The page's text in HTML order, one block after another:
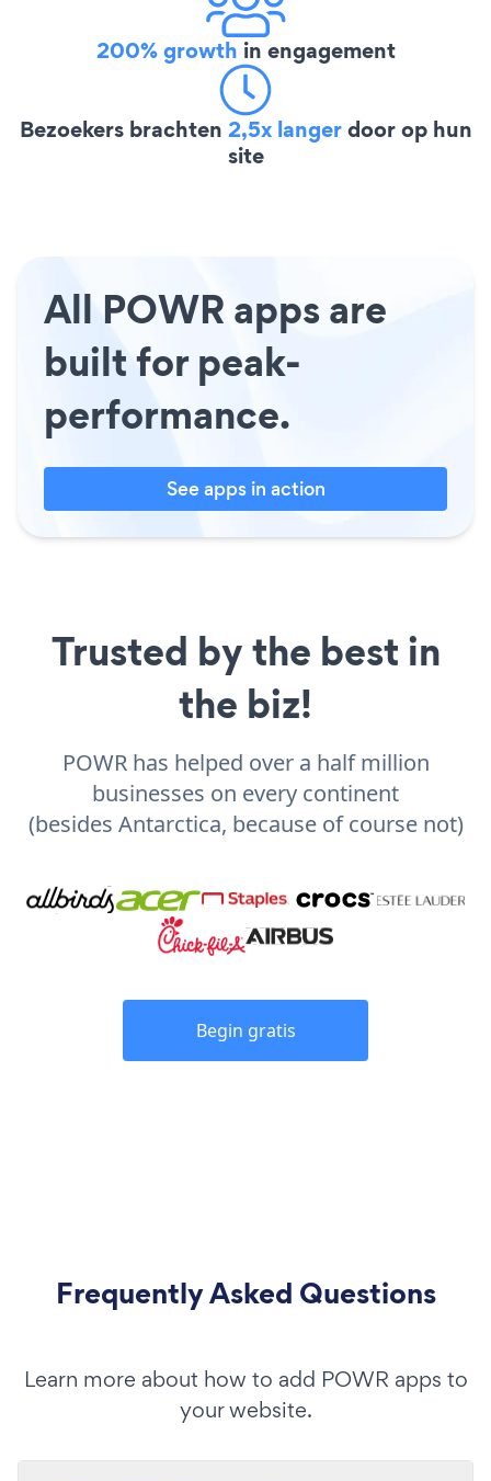
200% growth in engagement
Bezoekers brachten 2,5x langerdoor op hun
site
All POWR apps are
built for peak-
performance.
See apps in action
Trusted by the best in
the biz!
POWR has helped over a half million
businesses on every continent
(besides Antarctica, because of course not)
Begin gratis
Frequently Asked Questions
Learn more about how to add POWR apps to
your website.